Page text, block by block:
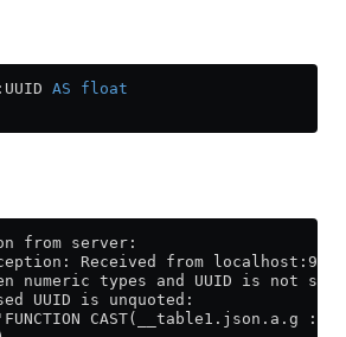
AS float
from server:
Received from
numeric types and UUID is not
UUID is unquoted: